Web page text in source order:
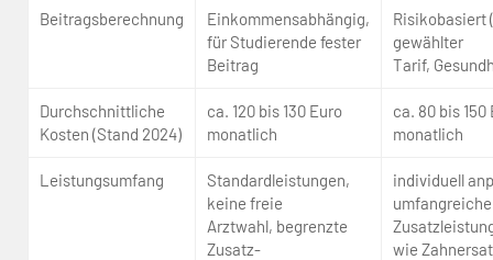
Beitragsberechnung
Einkommensabhängig,
für Studierende fester
Beitrag
Risikobasiert
gewählter
Tarif,
Durchschnittliche
Kosten (Stand 2024)
ca. 120 bis 130 Euro
monatlich
ca. 80 bis 150
monatlich
Leistungsumfang
Standardleistungen,
keine freie
Arztwahl, begrenzte
Zusatz-
individuell
umfangreiche
wie